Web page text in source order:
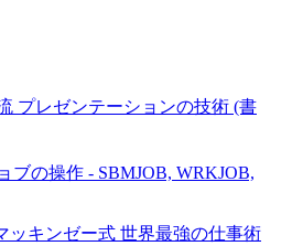
プレゼンテーションの技術 (書
ブの操作 - SBMJOB, WRKJOB,
ッキンゼー式 世界最強の仕事術